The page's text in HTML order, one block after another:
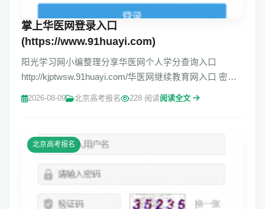
掌上华医网登录入口
(https://www.91huayi.com)
阳光学习网小编整理分享华医网个人学分查询入口
http://kjptwsw.91huayi.com/华医网继续教育网入口 密码
登录 华医网学分查询登录入口 请输入用户名 华医网继续
2026-08-09 北京高考报名 228 阅读阅读全文
北京高考报名